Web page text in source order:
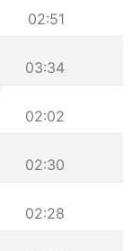
02:51
03:34
02:02
02:30
02:28